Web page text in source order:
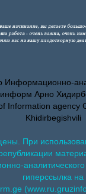
Информационно-
Арно
Information agency
Khidirbegishvili
При
гиперссылка на